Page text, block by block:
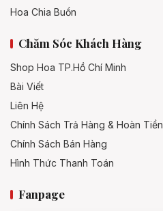
Hoa Chia Buồn
Chăm Sóc Khách Hàng
Shop Hoa TP.Hồ Chí Minh
Bài Viết
Liên Hệ
Chính Sách Trả Hàng & Hoàn Tiền
Chính Sách Bán Hàng
Hình Thức Thanh Toán
Fanpage